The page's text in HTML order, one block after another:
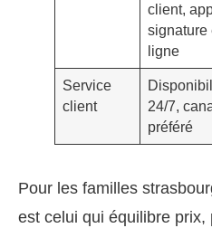
client,
signature
ligne
Service
client
24/7,
préféré
Pour les familles
est celui qui équilibre prix,